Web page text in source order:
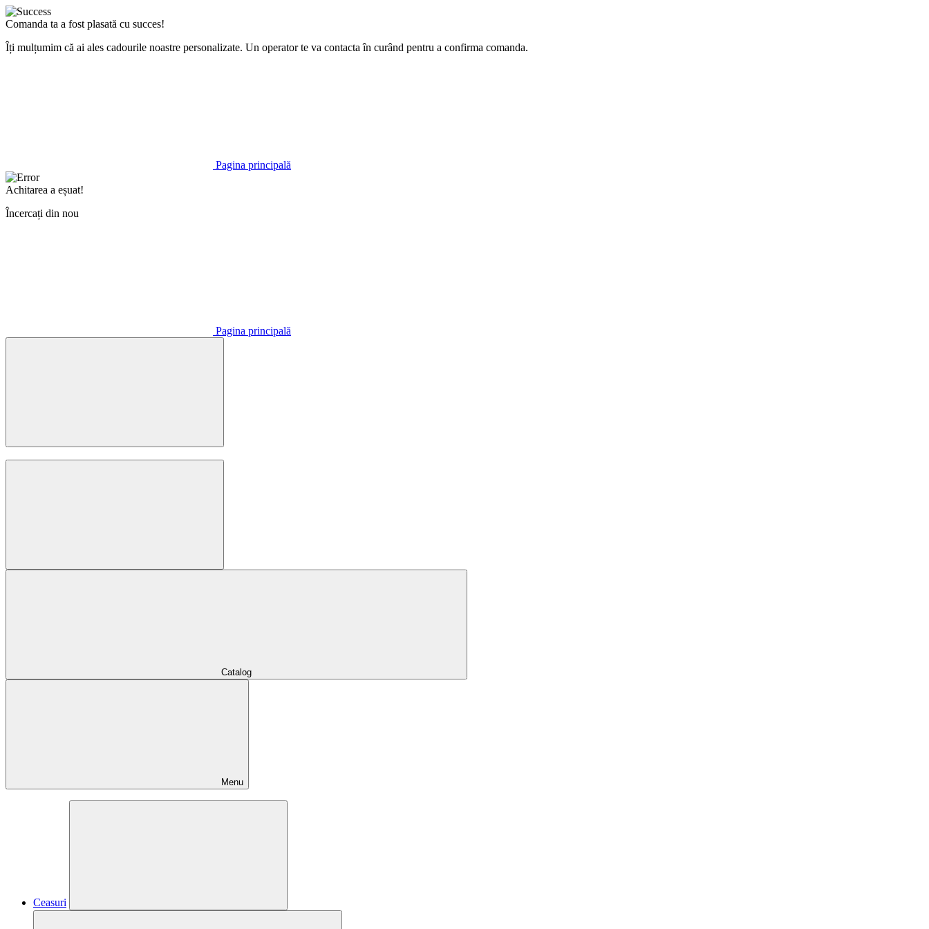
Comanda ta a fost plasată cu succes!
Îți mulțumim că ai ales cadourile noastre personalizate. Un operator te va contacta în curând pentru a confirma comanda.
Pagina principală
Achitarea a eșuat!
Încercați din nou
Pagina principală
Catalog
Menu
Ceasuri